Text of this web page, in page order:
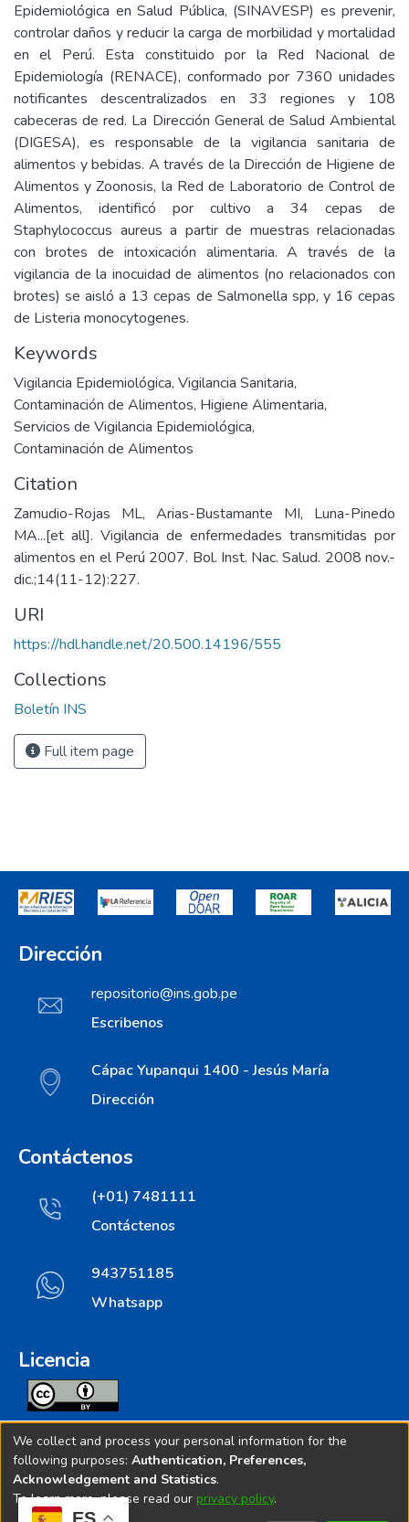
Epidemiológica en Salud Pública, (SINAVESP) es prevenir,
controlar daños y reducir la carga de morbilidad y mortalidad
en el Perú. Esta constituido por la Red Nacional de
Epidemiología (RENACE), conformado por 7360 unidades
notificantes descentralizados en 33 regiones y 108
cabeceras de red. La Dirección General de Salud Ambiental
(DIGESA), es responsable de la vigilancia sanitaria de
alimentos y bebidas. A través de la Dirección de Higiene de
Alimentos y Zoonosis, la Red de Laboratorio de Control de
Alimentos, identificó por cultivo a 34 cepas de
Staphylococcus aureus a partir de muestras relacionadas
con brotes de intoxicación alimentaria. A través de la
vigilancia de la inocuidad de alimentos (no relacionados con
brotes) se aisló a 13 cepas de Salmonella spp, y 16 cepas
de Listeria monocytogenes.
Keywords
Vigilancia Epidemiológica, Vigilancia Sanitaria,
Contaminación de Alimentos, Higiene Alimentaria,
Servicios de Vigilancia Epidemiológica,
Contaminación de Alimentos
Citation
Zamudio-Rojas ML, Arias-Bustamante MI, Luna-Pinedo
MA...[et all]. Vigilancia de enfermedades transmitidas por
alimentos en el Perú 2007. Bol. Inst. Nac. Salud. 2008 nov.-
dic.;14(11-12):227.
URI
https://hdl.handle.net/20.500.14196/555
Collections
Boletín INS
Full item page
Dirección
repositorio@ins.gob.pe
Escribenos
Cápac Yupanqui 1400 - Jesús María
Dirección
Contáctenos
(+01) 7481111
Contáctenos
943751185
Whatsapp
Licencia
Todos los contenidos de repositorio.ins.gob.pe estan
licenciados bajo
Creative Commoms License
We collect and process your personal information for the
following purposes: Authentication, Preferences,
Acknowledgement and Statistics.
To learn more, please read our privacy policy.